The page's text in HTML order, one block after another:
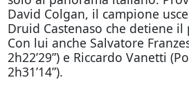
David Colgan, il campione
Druid Castenaso che detiene il
Con lui anche Salvatore
2h22’29”) e Riccardo Vanetti
2h31’14”).